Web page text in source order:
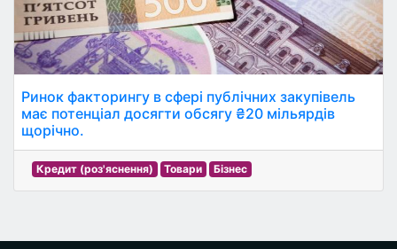
Ринок факторингу в сфері публічних закупівель
має потенціал досягти обсягу ₴20 мільярдів
щорічно.
Кредит (роз'яснення) Товари Бізнес